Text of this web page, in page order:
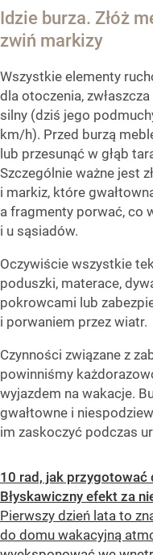
Idzie burza. Złóż
zwiń markizy
Wszystkie elementy
dla otoczenia,
silny (dziś jego
km/h). Przed burzą
lub przesunąć w głąb
Szczególnie ważne jest
i markiz, które
a fragmenty porwać, co
i u sąsiadów.
Oczywiście wszystkie
poduszki, materace,
pokrowcami lub
i porwaniem przez wiatr.
Czynności związane z
powinniśmy
wyjazdem na wakacje.
gwałtowne i
im zaskoczyć podczas
10 rad, jak przygotować
Błyskawiczny efekt za
Pierwszy dzień lata to
do domu wakacyjną